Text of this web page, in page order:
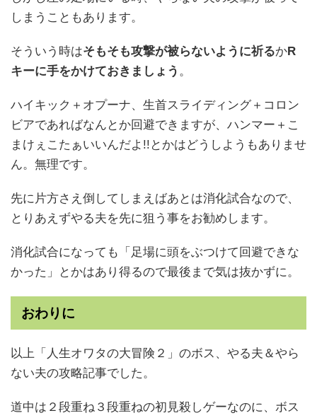
しまうこともあります。
そういう時はそもそも攻撃が被らないように祈るかR
キーに手をかけておきましょう 。
ハイキック＋オプーナ、生首スライディング＋コロン
ビアであればなんとか回避できますが、ハンマー＋こ
まけぇこたぁいいんだよ!!とかはどうしようもありませ
ん。無理です。
先に片方さえ倒してしまえばあとは消化試合なので、
とりあえずやる夫を先に狙う事をお勧めします。
消化試合になっても「足場に頭をぶつけて回避できな
かった」とかはあり得るので最後まで気は抜かずに。
おわりに
以上「人生オワタの大冒険２」のボス、やる夫＆やら
ない夫の攻略記事でした。
道中は２段重ね３段重ねの初見殺しゲーなのに、ボス